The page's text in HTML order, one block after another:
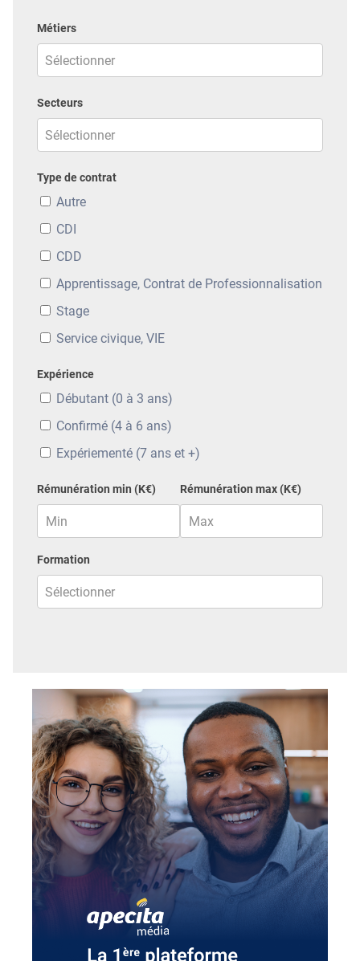
Métiers
Secteurs
Type de contrat
Autre
CDI
CDD
Apprentissage, Contrat de Professionnalisation
Stage
Service civique, VIE
Expérience
Débutant (0 à 3 ans)
Confirmé (4 à 6 ans)
Expériementé (7 ans et +)
Rémunération min (K€) Rémunération max (K€)
Formation